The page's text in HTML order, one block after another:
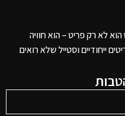
לא רק פריט – הוא חוויה
ייחודיים וסטייל שלא רואים